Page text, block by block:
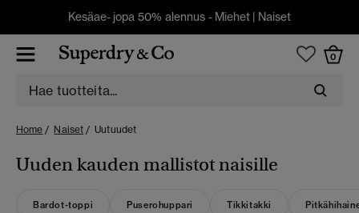
Kesäae- jopa 50% alennus - Miehet | Naiset
0
Home Naiset Uutuudet
Uuden kauden mallistot naisille
Bardot-toppi Puserohuppari Tikkitakki